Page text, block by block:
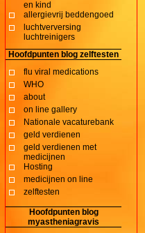
en kind
allergievrij beddengoed
luchtverversing
luchtreinigers
Hoofdpunten blog zelftesten
flu viral medications
WHO
about
on line gallery
Nationale vacaturebank
geld verdienen
geld verdienen met
medicijnen
Hosting
medicijnen on line
zelftesten
Hoofdpunten blog
myastheniagravis